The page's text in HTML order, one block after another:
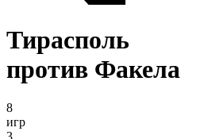
Тирасполь
против Факела
8
игр
3